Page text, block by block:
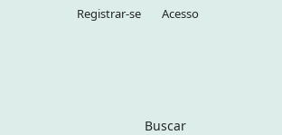
Buscar
Registrar-se Acesso